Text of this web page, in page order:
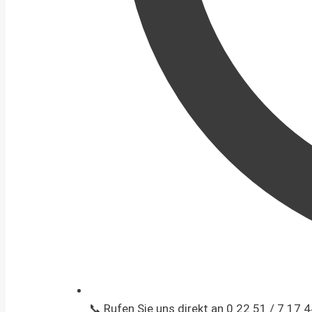
📞 Rufen Sie uns direkt an 0 22 51 / 7 17